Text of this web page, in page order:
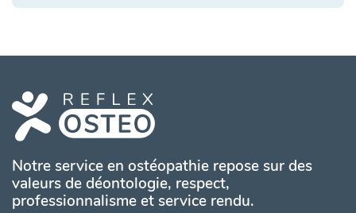
Notre service en ostéopathie repose sur des
valeurs de déontologie, respect,
professionnalisme et service rendu.